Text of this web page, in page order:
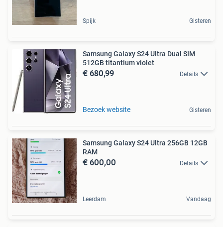
Spijk Gisteren
Samsung Galaxy S24 Ultra Dual SIM
512GB titantium violet
€ 680,99 Details
Bezoek website Gisteren
Samsung Galaxy S24 Ultra 256GB 12GB
RAM
€ 600,00 Details
Leerdam Vandaag